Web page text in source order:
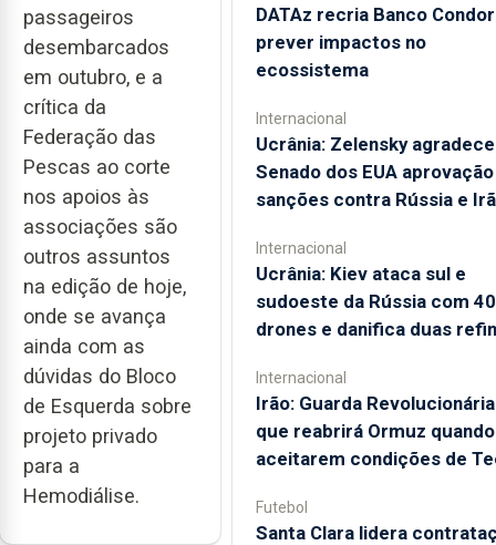
passageiros
desembarcados
em outubro, e a
crítica da
Federação das
Pescas ao corte
nos apoios às
associações são
outros assuntos
na edição de hoje,
onde se avança
ainda com as
dúvidas do Bloco
de Esquerda sobre
projeto privado
para a
Hemodiálise.
DATAz recria Banco
prever impactos no
ecossistema
Internacional
Ucrânia: Zelensky
Senado dos EUA
sanções contra Rússia e
Internacional
Ucrânia: Kiev ataca sul e
sudoeste da Rússia com
drones e danifica duas
Internacional
Irão: Guarda
que reabrirá Ormuz quando
aceitarem condições de
Futebol
Santa Clara lidera